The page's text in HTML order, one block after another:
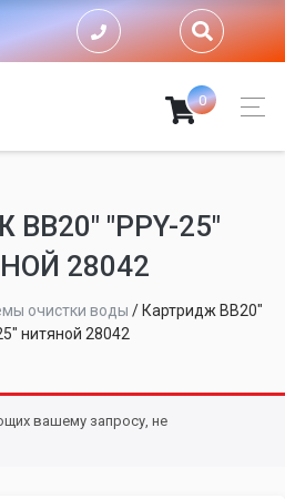
0
"PPY-25"
28042
очистки воды / Картридж BB20"
нитяной 28042
вашему запросу, не